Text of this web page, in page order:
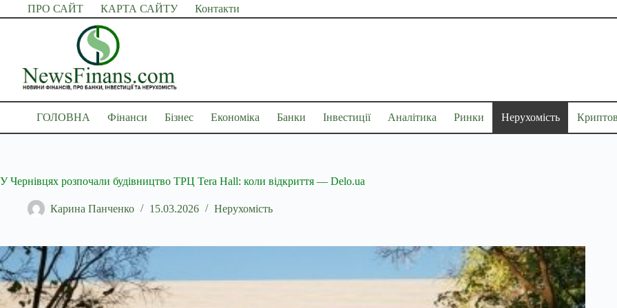
Перейти
до
ПРО САЙТ КАРТА САЙТУ Контакти
ГОЛОВНА Фінанси Бізнес Економіка Банки Інвестиції Аналітика Ринки Нерухомість
У Чернівцях розпочали будівництво ТРЦ Tera Hall: коли відкриття — Delo.ua
Карина Панченко 15.03.2026 Нерухомість